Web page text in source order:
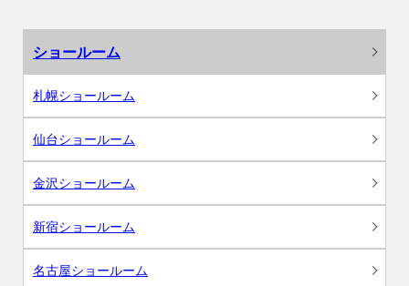
ショールーム
札幌ショールーム
仙台ショールーム
金沢ショールーム
新宿ショールーム
名古屋ショールーム